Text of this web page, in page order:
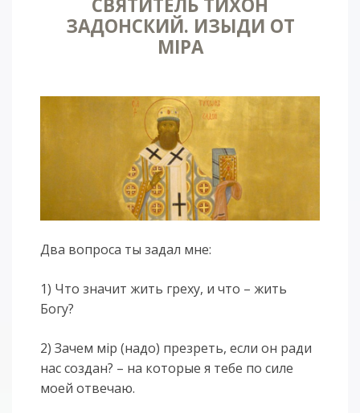
СВЯТИТЕЛЬ ТИХОН
ЗАДОНСКИЙ. ИЗЫДИ ОТ
МIРА
Два вопроса ты задал мне:
1) Что значит жить греху, и что – жить
Богу?
2) Зачем мiр (надо) презреть, если он ради
нас создан? – на которые я тебе по силе
моей отвечаю.